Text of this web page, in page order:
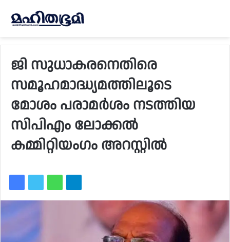
ജി സുധാകരനെതിരെ
സമൂഹമാദ്ധ്യമത്തിലൂടെ
മോശം പരാമർശം നടത്തിയ
സിപിഎം ലോക്കൽ
കമ്മിറ്റിയംഗം അറസ്റ്റിൽ